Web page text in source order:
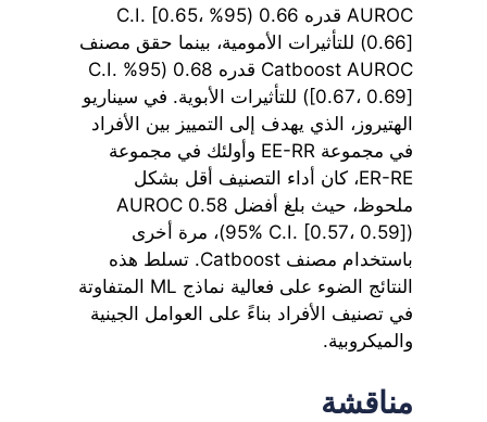
AUROC قدره 0.66 (95% C.I. [0.65،
0.66]) للتأثيرات الأمومية، بينما حقق مصنف
Catboost AUROC قدره 0.68 (95% C.I.
[0.67، 0.69]) للتأثيرات الأبوية. في سيناريو
الهتيروز، الذي يهدف إلى التمييز بين الأفراد
في مجموعة EE-RR وأولئك في مجموعة
ER-RE، كان أداء التصنيف أقل بشكل
ملحوظ، حيث بلغ أفضل AUROC 0.58
(95% C.I. [0.57، 0.59])، مرة أخرى
باستخدام مصنف Catboost. تسلط هذه
النتائج الضوء على فعالية نماذج ML المتفاوتة
في تصنيف الأفراد بناءً على العوامل الجينية
والميكروبية.
مناقشة